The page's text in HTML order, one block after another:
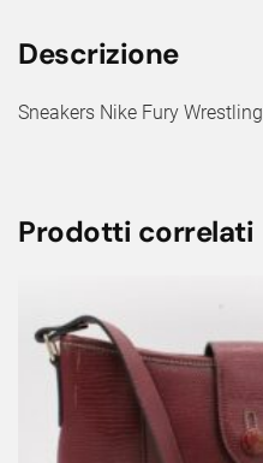
Descrizione
Sneakers Nike Fury
Prodotti correlati